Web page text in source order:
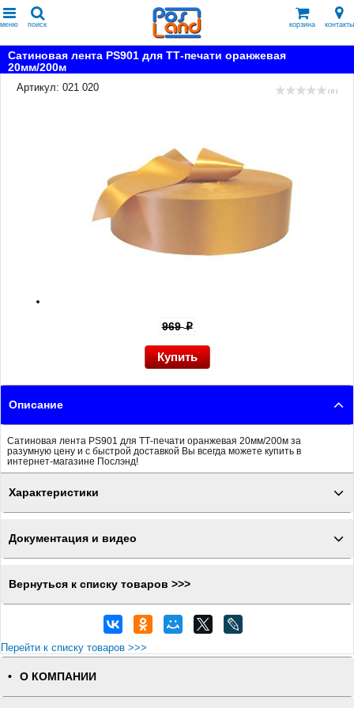
меню поиск корзина контакты
Сатиновая лента PS901 для ТТ-печати оранжевая
20мм/200м
Артикул: 021 020
( 0 )
969p
Описание
Сатиновая лента PS901 для ТТ-печати оранжевая 20мм/200м за
разумную цену и с быстрой доставкой Вы всегда можете купить в
интернет-магазине Послэнд!
Характеристики
Документация и видео
Вернуться к списку товаров >>>
Перейти к списку товаров >>>
О КОМПАНИИ